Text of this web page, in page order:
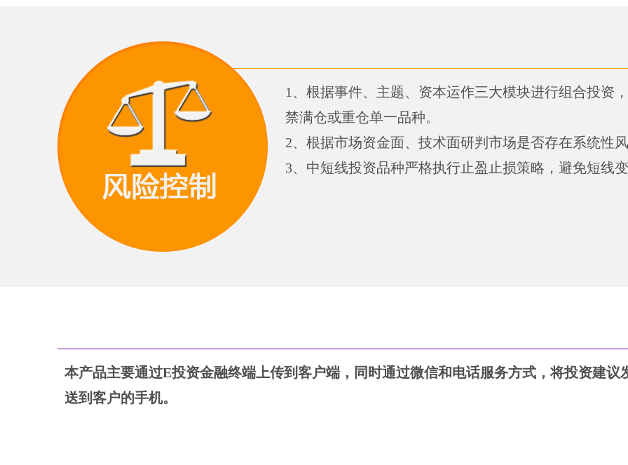
1、根据事件、主题、资本运作三大模块进行组合投资
禁满仓或重仓单一品种。
2、根据市场资金面、技术面研判市场是否存在系统性
3、中短线投资品种严格执行止盈止损策略，避免短线
本产品主要通过E投资金融终端上传到客户端，同时通过微信和电话服务方式，将投资建议
送到客户的手机。